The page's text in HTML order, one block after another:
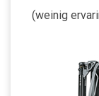
(weinig